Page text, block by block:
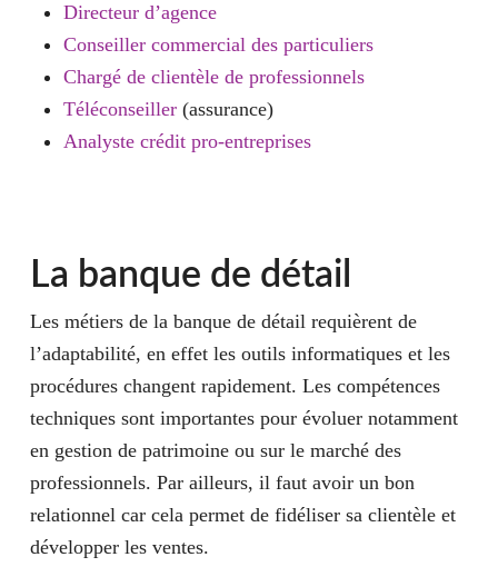
Directeur d’agence
Conseiller commercial des particuliers
Chargé de clientèle de professionnels
Téléconseiller(assurance)
Analyste crédit pro-entreprises
La banque de détail
Les métiers de la banque de détail requièrent de
l’adaptabilité, en effet les outils informatiques et les
procédures changent rapidement. Les compétences
techniques sont importantes pour évoluer notamment
en gestion de patrimoine ou sur le marché des
professionnels. Par ailleurs, il faut avoir un bon
relationnel car cela permet de fidéliser sa clientèle et
développer les ventes.